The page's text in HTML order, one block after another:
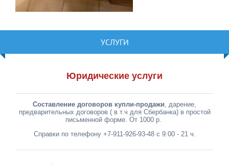
УСЛУГИ
Юридические услуги
Составление договоров купли-продажи , дарение,
предварительных договоров ( в т.ч для Сбербанка) в простой
письменной форме. От 1000 р.
Справки по телефону +7-911-926-93-48 с 9:00 - 21 ч.